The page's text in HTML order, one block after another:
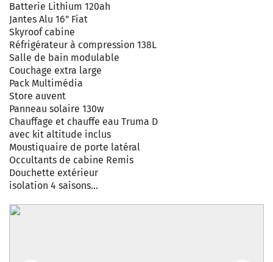
Batterie Lithium 120ah
Jantes Alu 16" Fiat
Skyroof cabine
Réfrigérateur à compression 138L
Salle de bain modulable
Couchage extra large
Pack Multimédia
Store auvent
Panneau solaire 130w
Chauffage et chauffe eau Truma D
avec kit altitude inclus
Moustiquaire de porte latéral
Occultants de cabine Remis
Douchette extérieur
isolation 4 saisons...